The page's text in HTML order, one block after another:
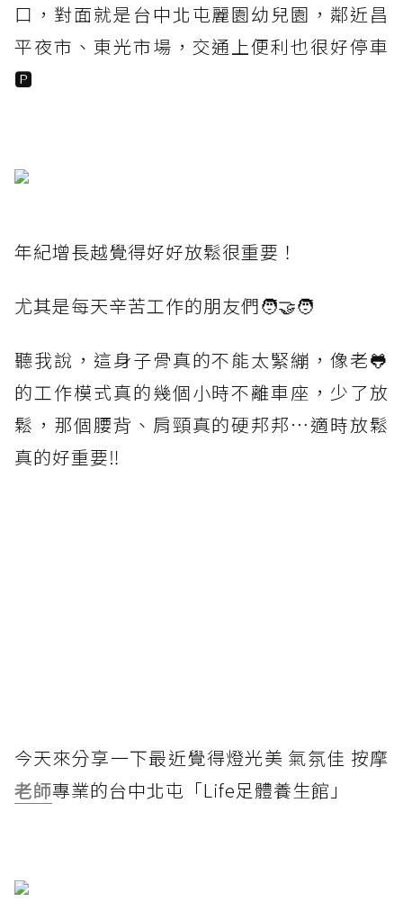
口，對面就是台中北屯麗園幼兒園，鄰近昌
平夜市、東光市場，交通上便利也很好停車
🅿️
年紀增長越覺得好好放鬆很重要！
尤其是每天辛苦工作的朋友們🧑‍🤝‍🧑
聽我說，這身子骨真的不能太緊繃，像老🐸
的工作模式真的幾個小時不離車座，少了放
鬆，那個腰背、肩頸真的硬邦邦⋯適時放鬆
真的好重要‼️
今天來分享一下最近覺得燈光美 氣氛佳 按摩
老師專業的台中北屯「Life足體養生館」